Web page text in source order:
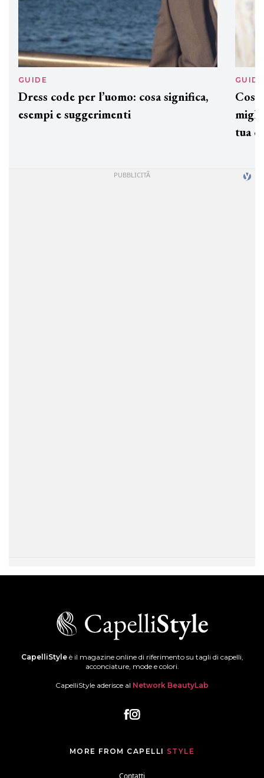
GUIDE
Dress code per l’uomo: cosa significa,
esempi e suggerimenti
GUIDE
tua
CapelliStyleè il magazine online di riferimento su tagli di capelli,
acconciature, mode e colori.
CapelliStyle aderisce al Network BeautyLab
MORE FROM CAPELLI STYLE